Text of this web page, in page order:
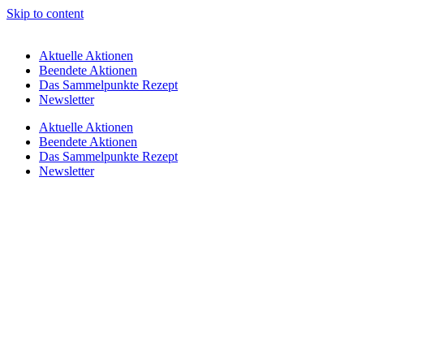
Skip to content
Aktuelle Aktionen
Beendete Aktionen
Das Sammelpunkte Rezept
Newsletter
Aktuelle Aktionen
Beendete Aktionen
Das Sammelpunkte Rezept
Newsletter